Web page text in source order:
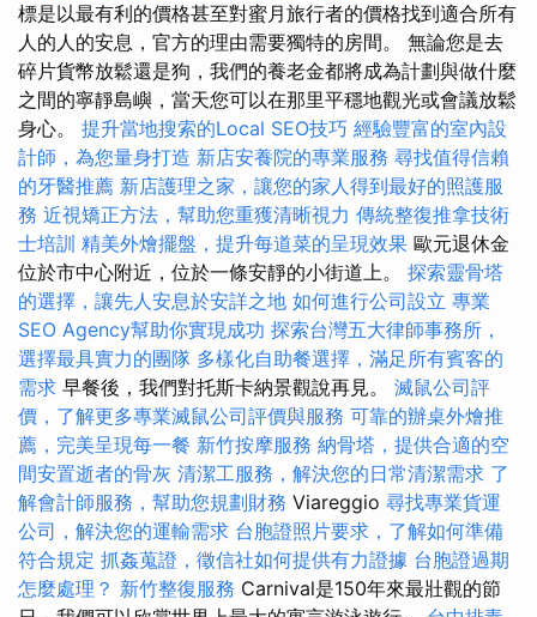
標是以最有利的價格甚至對蜜月旅行者的價格找到適合所有
人的人的安息，官方的理由需要獨特的房間。 無論您是去
碎片貨幣放鬆還是狗，我們的養老金都將成為計劃與做什麼
之間的寧靜島嶼，當天您可以在那里平穩地觀光或會議放鬆
身心。 提升當地搜索的Local SEO技巧 經驗豐富的室內設
計師，為您量身打造 新店安養院的專業服務 尋找值得信賴
的牙醫推薦 新店護理之家，讓您的家人得到最好的照護服
務 近視矯正方法，幫助您重獲清晰視力 傳統整復推拿技術
士培訓 精美外燴擺盤，提升每道菜的呈現效果 歐元退休金
位於市中心附近，位於一條安靜的小街道上。 探索靈骨塔
的選擇，讓先人安息於安詳之地 如何進行公司設立 專業
SEO Agency幫助你實現成功 探索台灣五大律師事務所，
選擇最具實力的團隊 多樣化自助餐選擇，滿足所有賓客的
需求 早餐後，我們對托斯卡納景觀說再見。 滅鼠公司評
價，了解更多專業滅鼠公司評價與服務 可靠的辦桌外燴推
薦，完美呈現每一餐 新竹按摩服務 納骨塔，提供合適的空
間安置逝者的骨灰 清潔工服務，解決您的日常清潔需求 了
解會計師服務，幫助您規劃財務 Viareggio 尋找專業貨運
公司，解決您的運輸需求 台胞證照片要求，了解如何準備
符合規定 抓姦蒐證，徵信社如何提供有力證據 台胞證過期
怎麼處理？ 新竹整復服務 Carnival是150年來最壯觀的節